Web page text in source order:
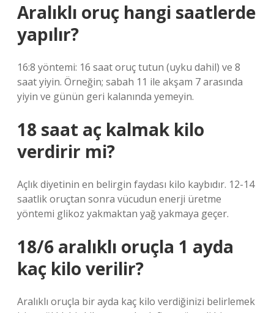
Aralıklı oruç hangi saatlerde
yapılır?
16:8 yöntemi: 16 saat oruç tutun (uyku dahil) ve 8
saat yiyin. Örneğin; sabah 11 ile akşam 7 arasında
yiyin ve günün geri kalanında yemeyin.
18 saat aç kalmak kilo
verdirir mi?
Açlık diyetinin en belirgin faydası kilo kaybıdır. 12-14
saatlik oruçtan sonra vücudun enerji üretme
yöntemi glikoz yakmaktan yağ yakmaya geçer.
18/6 aralıklı oruçla 1 ayda
kaç kilo verilir?
Aralıklı oruçla bir ayda kaç kilo verdiğinizi belirlemek